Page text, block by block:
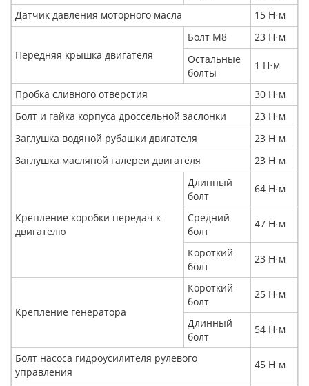
Датчик давления моторного масла
15 Н· м
Передняя крышка двигателя
Болт М8 23 Н· м
Остальные
болты
1 Н· м
Пробка сливного отверстия 30 Н· м
Болт и гайка корпуса дроссельной заслонки
23 Н· м
Заглушка водяной рубашки двигателя
23 Н· м
Заглушка масляной галереи двигателя
23 Н· м
Крепление коробки передач к
двигателю
Длинный
болт
64 Н· м
Средний
болт
47 Н· м
Короткий
болт
23 Н· м
Крепление генератора
Короткий
болт
25 Н· м
Длинный
болт
54 Н· м
Болт насоса гидроусилителя рулевого
управления
45 Н· м